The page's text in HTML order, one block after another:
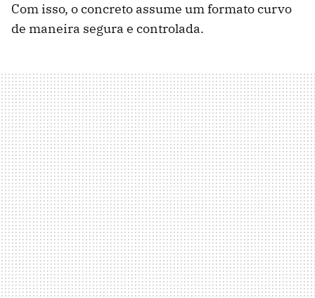
Com isso, o concreto assume um formato curvo
de maneira segura e controlada.